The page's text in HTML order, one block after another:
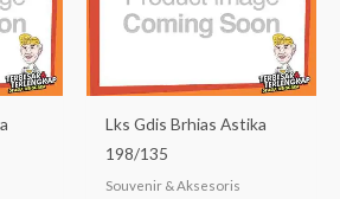
Lks Gdis Brhias Astika
198/135
Souvenir & Aksesoris